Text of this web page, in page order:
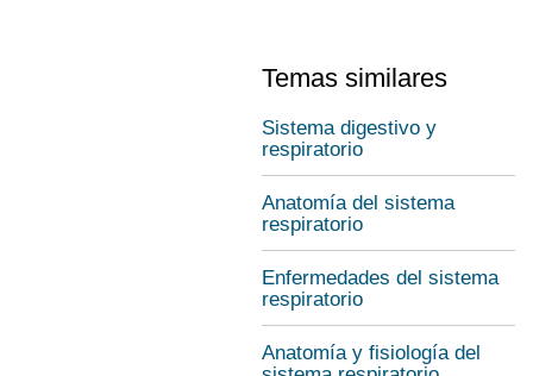
Temas similares
Sistema digestivo y
respiratorio
Anatomía del sistema
respiratorio
Enfermedades del sistema
respiratorio
Anatomía y fisiología del